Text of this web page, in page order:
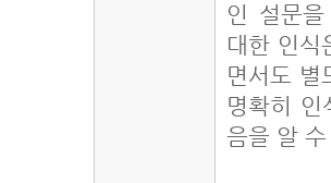
인 설문
대한 인식
면서도 별
명확히
음을 알